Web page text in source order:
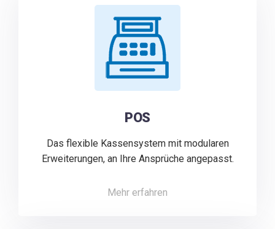
POS
Das flexible Kassensystem mit modularen
Erweiterungen, an Ihre Ansprüche angepasst.
Mehr erfahren